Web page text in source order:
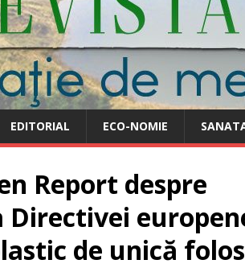
EDITORIAL ECO-NOMIE
Report despre
de unică